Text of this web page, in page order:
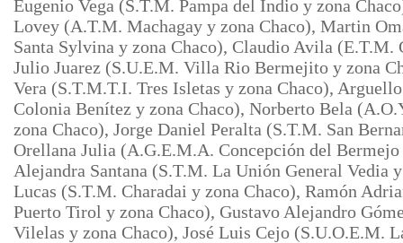
Eugenio Vega (S.T.M. Pampa del Indio y zona
Lovey (A.T.M. Machagay y zona Chaco), Martin
Santa Sylvina y zona Chaco), Claudio Avila (E.T.M.
Julio Juarez (S.U.E.M. Villa Rio Bermejito y zona
Vera (S.T.M.T.I. Tres Isletas y zona Chaco),
Colonia Benítez y zona Chaco), Norberto Bela
zona Chaco), Jorge Daniel Peralta (S.T.M. San
Orellana Julia (A.G.E.M.A. Concepción del
Alejandra Santana (S.T.M. La Unión General Vedia
Lucas (S.T.M. Charadai y zona Chaco), Ramón
Puerto Tirol y zona Chaco), Gustavo Alejandro
Vilelas y zona Chaco), José Luis Cejo (S.U.O.E.M.